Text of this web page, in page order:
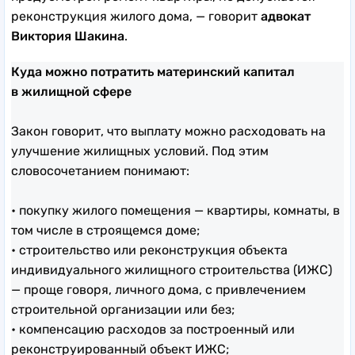
реконструкция жилого дома, — говорит адвокат
Виктория Шакина.
Куда можно потратить материнский капитал
в жилищной сфере
Закон говорит, что выплату можно расходовать на
улучшение жилищных условий. Под этим
словосочетанием понимают:
• покупку жилого помещения — квартиры, комнаты, в
том числе в строящемся доме;
• строительство или реконструкция объекта
индивидуального жилищного строительства (ИЖС)
— проще говоря, личного дома, с привлечением
строительной организации или без;
• компенсацию расходов за построенный или
реконструированный объект ИЖС;